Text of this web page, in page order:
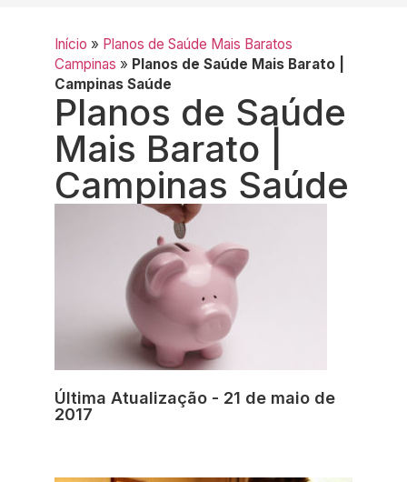
Início » Planos de Saúde Mais Baratos
Campinas » Planos de Saúde Mais Barato |
Campinas Saúde
Planos de Saúde
Mais Barato |
Campinas Saúde
Última Atualização - 21 de maio de
2017